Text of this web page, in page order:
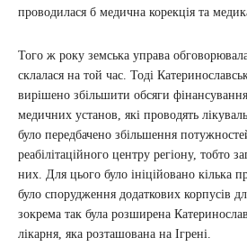
проводилася б медична корекція та
Того ж року земська управа
склалася на той час. Тоді
вирішено збільшити обсяги
медичних установ, які проводять
було передбачено збільшення
реабілітаційного центру регіону, тобто
них. Для цього було ініційовано кілька
було спорудження додаткових корпусів
зокрема так була розширена
лікарня, яка розташована на Ігрені.